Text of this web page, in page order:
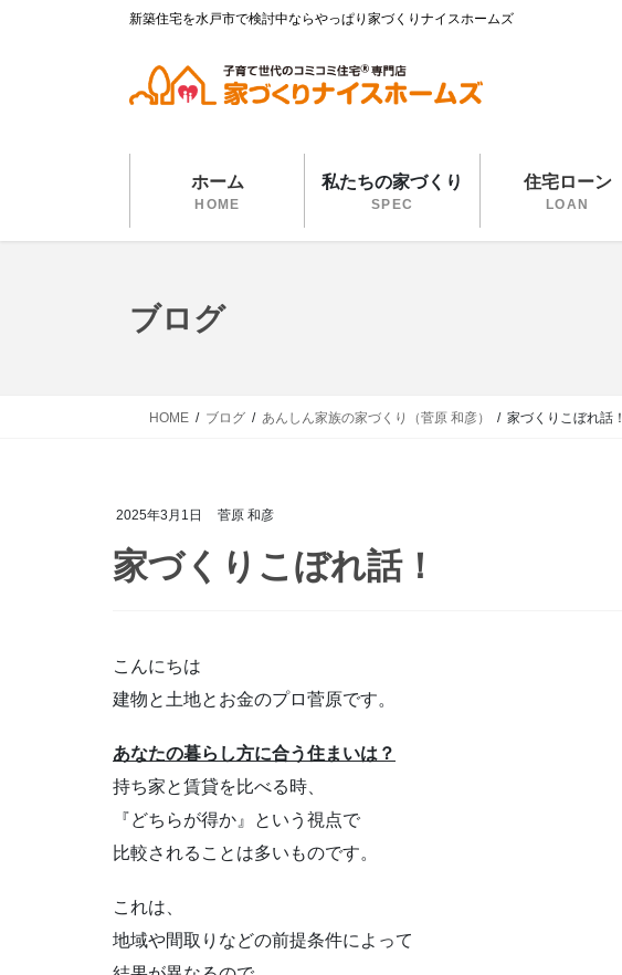
新築住宅を水戸市で検討中ならやっぱり家づくりナイスホームズ
ホーム
HOME
私たちの家づくり
SPEC
住宅ローン
LOAN
ブログ
HOME ブログ あんしん家族の家づくり（菅原 和彦） 家づくりこぼれ話！
2025年3月1日 菅原 和彦
家づくりこぼれ話！
こんにちは
建物と土地とお金のプロ菅原です。
あなたの暮らし方に合う住まいは？
持ち家と賃貸を比べる時、
『どちらが得か』という視点で
比較されることは多いものです。
これは、
地域や間取りなどの前提条件によって